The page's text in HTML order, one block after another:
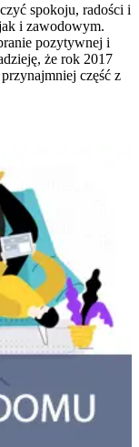
spokoju, radości i
i zawodowym.
pozytywnej i
że rok 2017
część z